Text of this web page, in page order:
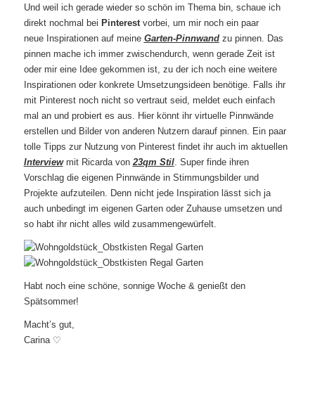
Und weil ich gerade wieder so schön im Thema bin, schaue ich
direkt nochmal bei Pinterestvorbei, um mir noch ein paar
neue Inspirationen auf meine Garten-Pinnwandzu pinnen. Das
pinnen mache ich immer zwischendurch, wenn gerade Zeit ist
oder mir eine Idee gekommen ist, zu der ich noch eine weitere
Inspirationen oder konkrete Umsetzungsideen benötige. Falls ihr
mit Pinterest noch nicht so vertraut seid, meldet euch einfach
mal an und probiert es aus. Hier könnt ihr virtuelle Pinnwände
erstellen und Bilder von anderen Nutzern darauf pinnen. Ein paar
tolle Tipps zur Nutzung von Pinterest findet ihr auch im aktuellen
Interviewmit Ricarda von 23qm Stil. Super finde ihren
Vorschlag die eigenen Pinnwände in Stimmungsbilder und
Projekte aufzuteilen. Denn nicht jede Inspiration lässt sich ja
auch unbedingt im eigenen Garten oder Zuhause umsetzen und
so habt ihr nicht alles wild zusammengewürfelt.
Habt noch eine schöne, sonnige Woche & genießt den
Spätsommer!
Macht’s gut,
Carina ♡